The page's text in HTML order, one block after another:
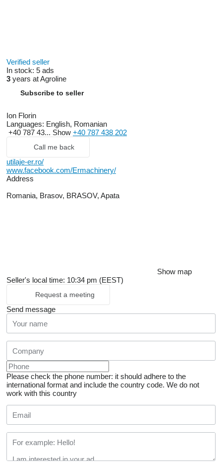
Verified seller
In stock: 5 ads
3 years at Agroline
Subscribe to seller
Ion Florin
Languages: English, Romanian
+40 787 43... Show +40 787 438 202
Call me back
utilaje-er.ro/
www.facebook.com/Ermachinery/
Address
Romania, Brasov, BRASOV, Apata
Show map
Seller's local time: 10:34 pm (EEST)
Request a meeting
Send message
Please check the phone number: it should adhere to the
international format and include the country code. We do not
work with this country